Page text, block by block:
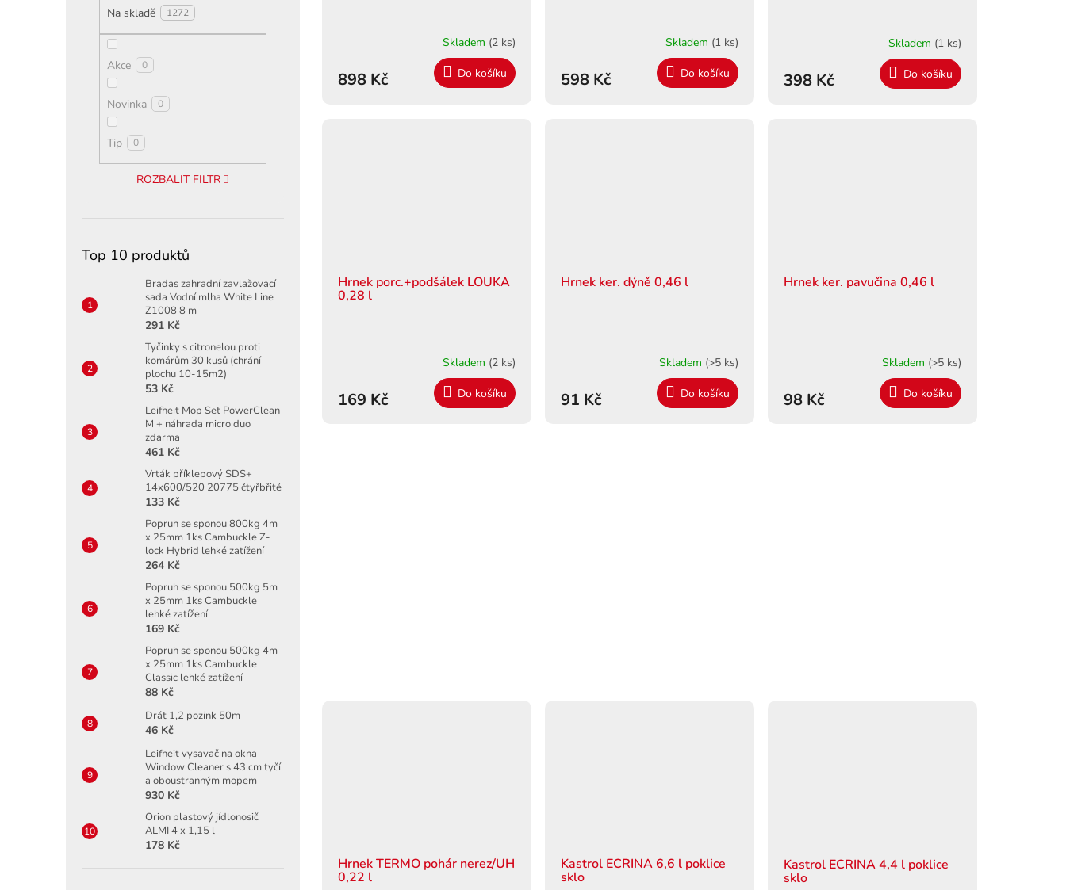
Na skladě 1272
Akce 0
Novinka 0
Tip 0
ROZBALIT FILTR
Top 10 produktů
Bradas zahradní zavlažovací
sada Vodní mlha White Line
Z1008 8 m
291 Kč
Tyčinky s citronelou proti
komárům 30 kusů (chrání
plochu 10-15m2)
53 Kč
Leifheit Mop Set PowerClean
M + náhrada micro duo
zdarma
461 Kč
Vrták příklepový SDS+
14x600/520 20775 čtyřbřité
133 Kč
Popruh se sponou 800kg 4m
x 25mm 1ks Cambuckle Z-
lock Hybrid lehké zatížení
264 Kč
Popruh se sponou 500kg 5m
x 25mm 1ks Cambuckle
lehké zatížení
169 Kč
Popruh se sponou 500kg 4m
x 25mm 1ks Cambuckle
Classic lehké zatížení
88 Kč
Drát 1,2 pozink 50m
46 Kč
Leifheit vysavač na okna
Window Cleaner s 43 cm tyčí
a oboustranným mopem
930 Kč
Orion plastový jídlonosič
ALMI 4 x 1,15 l
178 Kč
Skladem (2 ks)
898 Kč Do košíku
Skladem (1 ks)
598 Kč Do košíku
Skladem (1 ks)
398 Kč Do košíku
Hrnek porc.+podšálek LOUKA
0,28 l
Skladem (2 ks)
169 Kč Do košíku
Hrnek ker. dýně 0,46 l
Skladem (>5 ks)
91 Kč Do košíku
Hrnek ker. pavučina 0,46 l
Skladem (>5 ks)
98 Kč Do košíku
Hrnek TERMO pohár nerez/UH
0,22 l
Kastrol ECRINA 6,6 l poklice
sklo
Kastrol ECRINA 4,4 l poklice
sklo